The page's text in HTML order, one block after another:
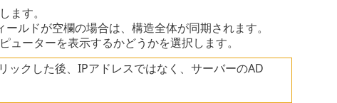
ます。
ルドが空欄の場合は、構造全体が同期されます。
ューターを表示するかどうかを選択します。
ックした後、IPアドレスではなく、サーバーのAD